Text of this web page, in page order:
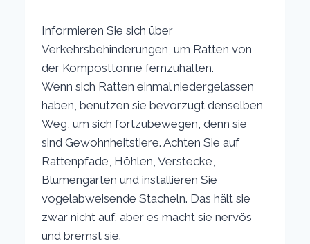
Informieren Sie sich über
Verkehrsbehinderungen, um Ratten von
der Komposttonne fernzuhalten.
Wenn sich Ratten einmal niedergelassen
haben, benutzen sie bevorzugt denselben
Weg, um sich fortzubewegen, denn sie
sind Gewohnheitstiere. Achten Sie auf
Rattenpfade, Höhlen, Verstecke,
Blumengärten und installieren Sie
vogelabweisende Stacheln. Das hält sie
zwar nicht auf, aber es macht sie nervös
und bremst sie.